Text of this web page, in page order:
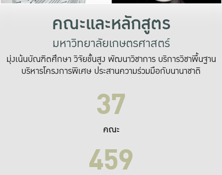
คณะและหลักสูตร
มหาวิทยาลัยเกษตรศาสตร์
มุ่งเน้นบัณฑิตศึกษา วิจัยขั้นสูง พัฒนาวิชาการ บริการวิชาพื้นฐาน
บริหารโครงการพิเศษ ประสานความร่วมมือกับนานาชาติ
37
คณะ
459